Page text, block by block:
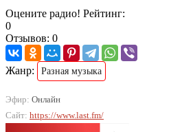
Оцените радио! Рейтинг:
0
Отзывов: 0
Жанр: Разная музыка
Эфир: Онлайн
Сайт: https://www.last.fm/